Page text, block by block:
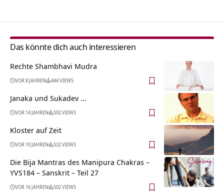
Das könnte dich auch interessieren
Rechte Shambhavi Mudra
VOR 8 JAHREN 444 VIEWS
Janaka und Sukadev …
VOR 14 JAHREN 592 VIEWS
Kloster auf Zeit
VOR 10 JAHREN 532 VIEWS
Die Bija Mantras des Manipura Chakras –
YVS184 – Sanskrit – Teil 27
VOR 16 JAHREN 502 VIEWS